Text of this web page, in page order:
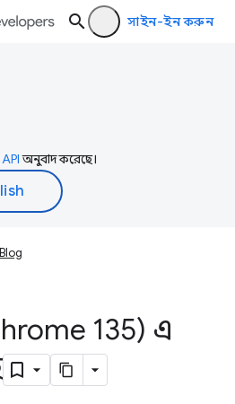
সাইন-ইন করুন
অনুবাদ করেছে।
Blog
135) এ